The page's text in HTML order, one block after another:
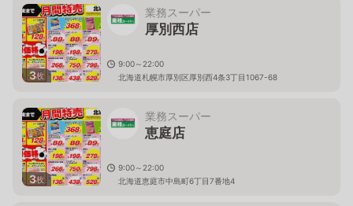
3枚
業務スーパー
厚別西店
9:00～22:00
北海道札幌市厚別区厚別西4条3丁目1067-68
3枚
業務スーパー
恵庭店
9:00～22:00
北海道恵庭市中島町6丁目7番地4